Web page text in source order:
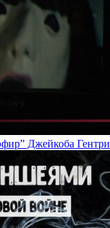
Джейкоба Гентри